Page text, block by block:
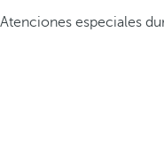
Atenciones especiales